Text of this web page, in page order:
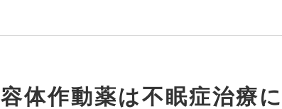
体作動薬は不眠症治療に